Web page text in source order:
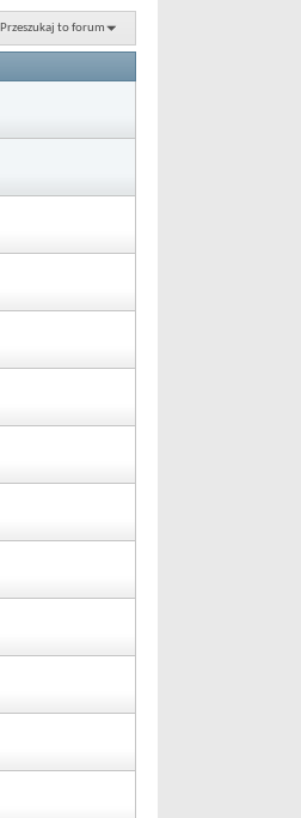
Przeszukaj to forum